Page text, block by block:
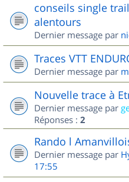
conseils single
alentours
Dernier message par
Traces VTT
Dernier message par
Nouvelle trace à
Dernier message par
Réponses : 2
Rando l
Dernier message par
17:55